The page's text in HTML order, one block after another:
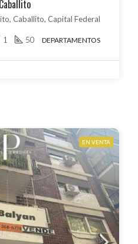
Caballito, Capital Federal
1 50 DEPARTAMENTOS
EN VENTA